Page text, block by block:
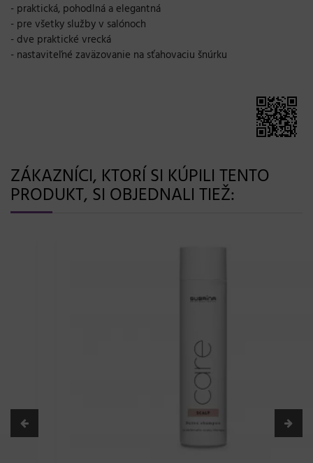
- praktická, pohodlná a elegantná
- pre všetky službyv salónoch
- dve praktické vrecká
- nastaviteľné zaväzovanie na sťahovaciu šnúrku
ZÁKAZNÍCI, KTORÍ SI KÚPILI TENTO
PRODUKT, SI OBJEDNALI TIEŽ: